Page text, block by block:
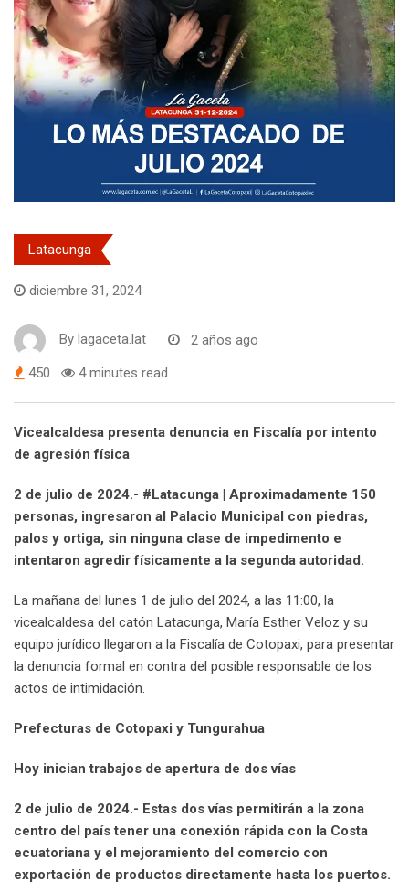
Latacunga
diciembre 31, 2024
By lagaceta.lat 2 años ago
450 4 minutes read
Vicealcaldesa presenta denuncia en Fiscalía por intento
de agresión física
2 de julio de 2024.- #Latacunga | Aproximadamente 150
personas, ingresaron al Palacio Municipal con piedras,
palos y ortiga, sin ninguna clase de impedimento e
intentaron agredir físicamente a la segunda autoridad.
La mañana del lunes 1 de julio del 2024, a las 11:00, la
vicealcaldesa del catón Latacunga, María Esther Veloz y su
equipo jurídico llegaron a la Fiscalía de Cotopaxi, para presentar
la denuncia formal en contra del posible responsable de los
actos de intimidación.
Prefecturas de Cotopaxi y Tungurahua
Hoy inician trabajos de apertura de dos vías
2 de julio de 2024.- Estas dos vías permitirán a la zona
centro del país tener una conexión rápida con la Costa
ecuatoriana y el mejoramiento del comercio con
exportación de productos directamente hasta los puertos.